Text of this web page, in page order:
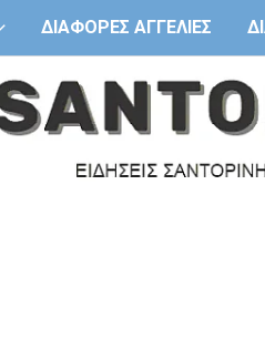
ΔΙΑΦΟΡΕΣ ΑΓΓΕΛΙΕΣ